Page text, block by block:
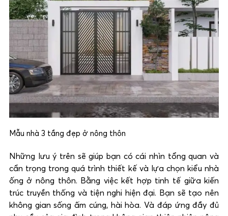
Mẫu nhà 3 tầng đẹp ở nông thôn
Những lưu ý trên sẽ giúp bạn có cái nhìn tổng quan và
cẩn trọng trong quá trình thiết kế và lựa chọn kiểu nhà
ống ở nông thôn. Bằng việc kết hợp tinh tế giữa kiến
trúc truyền thống và tiện nghi hiện đại. Bạn sẽ tạo nên
không gian sống ấm cúng, hài hòa. Và đáp ứng đầy đủ